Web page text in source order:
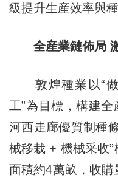
級提升生産效率與種
全産業鏈佈局
敦煌種業以“做
工”為目標，構建
河西走廊優質制種
械移栽 + 機械采收
面積約4萬畝，收